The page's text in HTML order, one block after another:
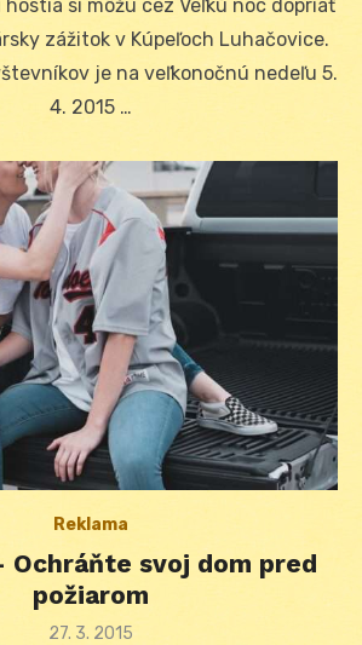
si môžu cez Veľkú noc dopriať
zážitok v Kúpeľoch Luhačovice.
je na veľkonočnú nedeľu 5.
4. 2015 …
Reklama
Ochráňte svoj dom pred
požiarom
Posted
27. 3. 2015